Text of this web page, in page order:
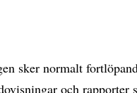
sker normalt
och